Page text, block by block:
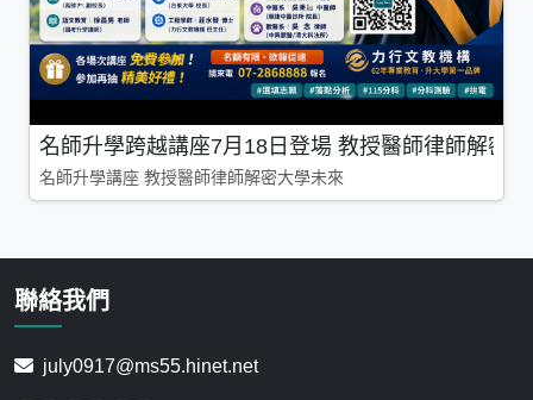
名師升學跨越講座7月18日登場 教授醫師律師解密
名師升學講座 教授醫師律師解密大學未來
聯絡我們
july0917@ms55.hinet.net